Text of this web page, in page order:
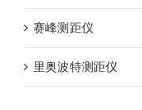
赛峰测距仪
里奥波特测距仪